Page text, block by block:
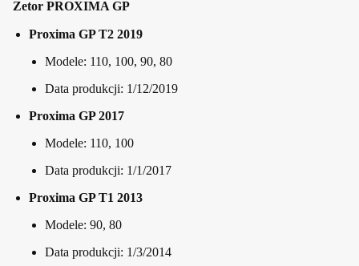
Zetor PROXIMA GP
Proxima GP T2 2019
Modele: 110, 100, 90, 80
Data produkcji: 1/12/2019
Proxima GP 2017
Modele: 110, 100
Data produkcji: 1/1/2017
Proxima GP T1 2013
Modele: 90, 80
Data produkcji: 1/3/2014